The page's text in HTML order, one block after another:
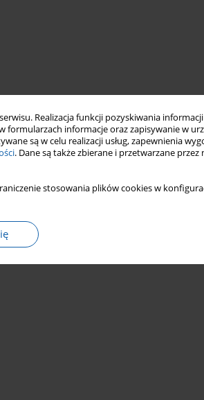
Realizacja funkcji pozyskiwania
informacje oraz zapisywanie w
są w celu realizacji usług, zapewnienia
. Dane są także zbierane i przetwarzane przez
stosowania plików cookies w